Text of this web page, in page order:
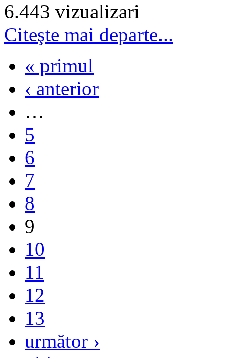
6.443 vizualizari
Citeşte mai departe...
« primul
‹ anterior
…
5
6
7
8
9
10
11
12
13
următor ›